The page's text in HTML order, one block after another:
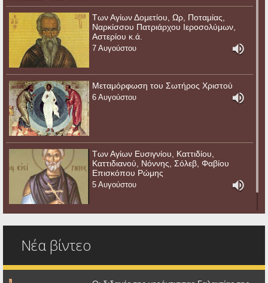
Των Αγίων Δομετίου, Ωρ, Ποταμίας,
Ναρκίσσου Πατριάρχου Ιεροσολύμων,
Αστερίου κ.ά.
7 Αυγούστου
Μεταμόρφωση του Σωτήρος Χριστού
6 Αυγούστου
Των Αγίων Ευσιγνίου, Καττιδίου,
Καττιδιανού, Νόννης, Σόλεβ, Φαβίου
Επισκόπου Ρώμης
5 Αυγούστου
Νέα βίντεο